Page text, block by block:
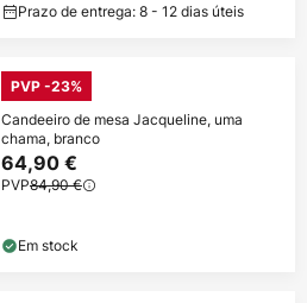
Prazo de entrega: 8 - 12 dias úteis
PVP -23%
Candeeiro de mesa Jacqueline, uma
chama, branco
64,90 €
PVP84,90 €
Em stock